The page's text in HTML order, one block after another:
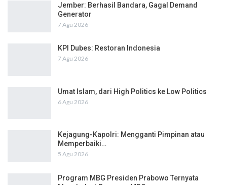
Jember: Berhasil Bandara, Gagal Demand
Generator
7 Agu 2026
KPI Dubes: Restoran Indonesia
7 Agu 2026
Umat Islam, dari High Politics ke Low Politics
6 Agu 2026
Kejagung-Kapolri: Mengganti Pimpinan atau
Memperbaiki…
5 Agu 2026
Program MBG Presiden Prabowo Ternyata